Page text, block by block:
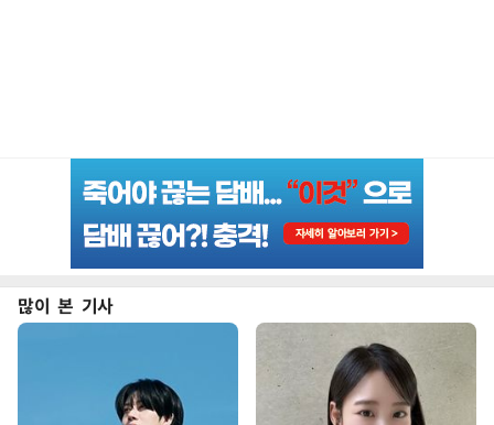
많이 본 기사